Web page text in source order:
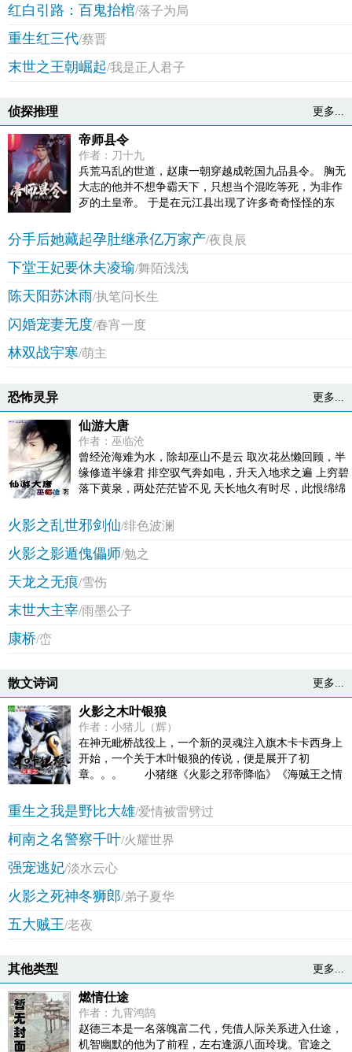
红白引路：百鬼抬棺/落子为局
重生红三代/蔡晋
末世之王朝崛起/我是正人君子
侦探推理 更多...
帝师县令
作者：刀十九
兵荒马乱的世道，赵康一朝穿越成乾国九品县令。 胸无
大志的他并不想争霸天下，只想当个混吃等死，为非作
歹的土皇帝。 于是在元江县出现了许多奇奇怪怪的东
店…… 直到有一天女帝微服私访元江县…… 赵康：“陛
下您听我狡辩，我真的只是想要解救失足妇女啊！” “那
钢管舞呢！” 赵康：“那是艺术！”
分手后她藏起孕肚继承亿万家产/夜良辰
下堂王妃要休夫凌瑜/舞陌浅浅
陈天阳苏沐雨/执笔问长生
闪婚宠妻无度/春宵一度
林双战宇寒/萌主
恐怖灵异 更多...
仙游大唐
作者：巫临沧
曾经沧海难为水，除却巫山不是云 取次花丛懒回顾，半
缘修道半缘君 排空驭气奔如电，升天入地求之遍 上穷碧
落下黄泉，两处茫茫皆不见 天长地久有时尽，此恨绵绵
火影之乱世邪剑仙/绯色波澜
火影之影遁傀儡师/勉之
天龙之无痕/雪伤
末世大主宰/雨墨公子
康桥/峦
散文诗词 更多...
火影之木叶银狼
作者：小猪儿（辉）
在神无毗桥战役上，一个新的灵魂注入旗木卡卡西身上
开始，一个关于木叶银狼的传说，便是展开了初
章。。。 小猪继《火影之邪帝降临》《海贼王之情
同，纯属巧合，切勿模仿。)
重生之我是野比大雄/爱情被雷劈过
柯南之名警察千叶/火耀世界
强宠逃妃/淡水云心
火影之死神冬狮郎/弟子夏华
五大贼王/老夜
其他类型 更多...
燃情仕途
作者：九霄鸿鹄
赵德三本是一名落魄富二代，凭借人际关系进入仕途，
机智幽默的他为了前程，左右逢源八面玲珑。官途之